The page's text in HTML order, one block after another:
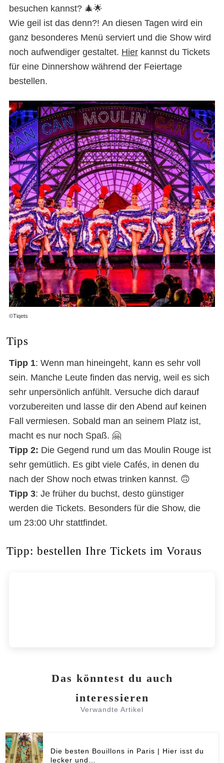
Moulin Rouge
besuchen kannst? 🎄🌟
Wie geil ist das denn?! An diesen Tagen wird ein
ganz besonderes Menü serviert und die Show wird
noch aufwendiger gestaltet. Hier kannst du Tickets
für eine Dinnershow während der Feiertage
bestellen.
©Tiqets
Tips
Tipp 1: Wenn man hineingeht, kann es sehr voll
sein. Manche Leute finden das nervig, weil es sich
sehr unpersönlich anfühlt. Versuche dich darauf
vorzubereiten und lasse dir den Abend auf keinen
Fall vermiesen. Sobald man an seinem Platz ist,
macht es nur noch Spaß. 🤗
Tipp 2: Die Gegend rund um das Moulin Rouge ist
sehr gemütlich. Es gibt viele Cafés, in denen du
nach der Show noch etwas trinken kannst. 🙃
Tipp 3: Je früher du buchst, desto günstiger
werden die Tickets. Besonders für die Show, die
um 23:00 Uhr stattfindet.
Tipp: bestellen Ihre Tickets im Voraus
Das könntest du auch
interessieren
Verwandte Artikel
Die besten Bouillons in Paris | Hier isst du
lecker und…